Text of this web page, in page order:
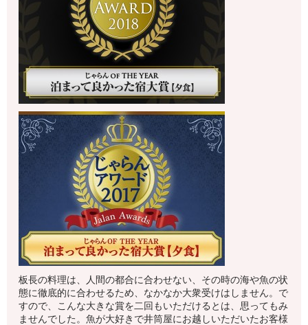
板長の料理は、人間の都合に合わせない、その時の海や魚の状
態に徹底的に合わせるため、なかなか大衆受けはしません。で
すので、こんな大きな賞を二回もいただけるとは、思ってもみ
ませんでした。魚が大好きで井筒屋にお越しいただいたお客様